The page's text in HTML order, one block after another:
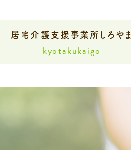
居宅介護支援事業所しろやま
kyotakukaigo